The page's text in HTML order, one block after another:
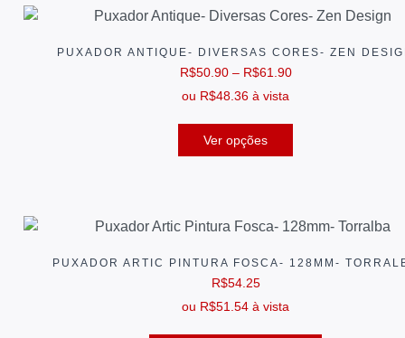
PUXADOR ANTIQUE- DIVERSAS CORES- ZEN
R$50.90 – R$61.90
ou R$48.36 à vista
Ver opções
PUXADOR ARTIC PINTURA FOSCA- 128MM-
R$54.25
ou R$51.54 à vista